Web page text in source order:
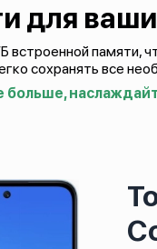
для
встроенной памяти,
сохранять все
больше,